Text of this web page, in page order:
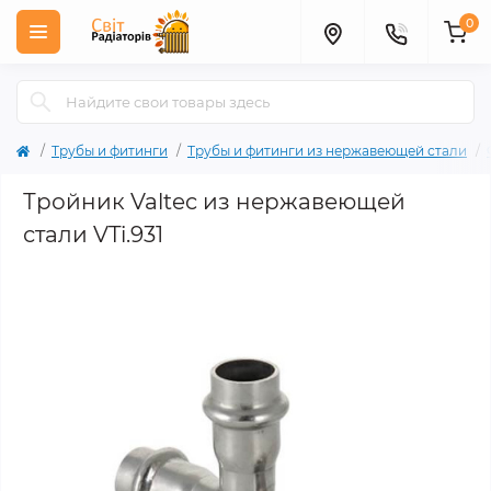
0
Трубы и фитинги Трубы и фитинги из нержавеющей стали
Тройник Valtec из нержавеющей
стали VTi.931